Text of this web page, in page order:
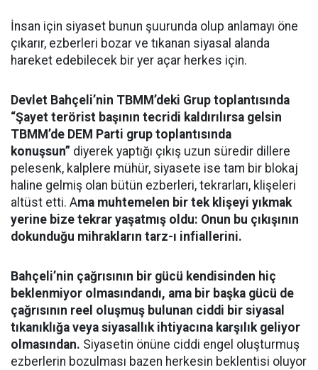
İnsan için siyaset bunun şuurunda olup anlamayı öne
çıkarır, ezberleri bozar ve tıkanan siyasal alanda
hareket edebilecek bir yer açar herkes için.
Devlet Bahçeli’nin TBMM’deki Grup toplantısında
“Şayet terörist başının tecridi kaldırılırsa gelsin
TBMM’de DEM Parti grup toplantısında
konuşsun” diyerek yaptığı çıkış uzun süredir dillere
pelesenk, kalplere mühür, siyasete ise tam bir blokaj
haline gelmiş olan bütün ezberleri, tekrarları, klişeleri
altüst etti. Ama muhtemelen bir tek klişeyi yıkmak
yerine bize tekrar yaşatmış oldu: Onun bu çıkışının
dokunduğu mihrakların tarz-ı infiallerini.
Bahçeli’nin çağrısının bir gücü kendisinden hiç
beklenmiyor olmasındandı, ama bir başka gücü de
çağrısının reel oluşmuş bulunan ciddi bir siyasal
tıkanıklığa veya siyasallık ihtiyacına karşılık geliyor
olmasından. Siyasetin önüne ciddi engel oluşturmuş
ezberlerin bozulması bazen herkesin beklentisi oluyor